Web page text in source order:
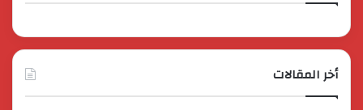
أخر المقالات